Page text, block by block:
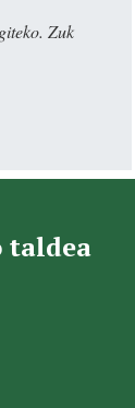
Zuk
taldea